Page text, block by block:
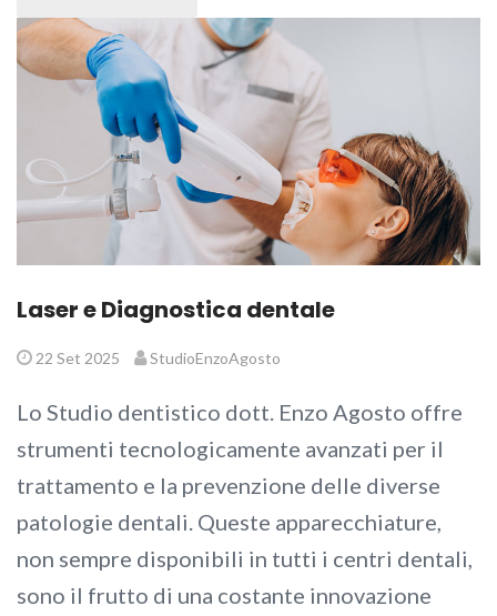
Laser e Diagnostica dentale
22 Set 2025 StudioEnzoAgosto
Lo Studio dentistico dott. Enzo Agosto offre
strumenti tecnologicamente avanzati per il
trattamento e la prevenzione delle diverse
patologie dentali. Queste apparecchiature,
non sempre disponibili in tutti i centri dentali,
sono il frutto di una costante innovazione